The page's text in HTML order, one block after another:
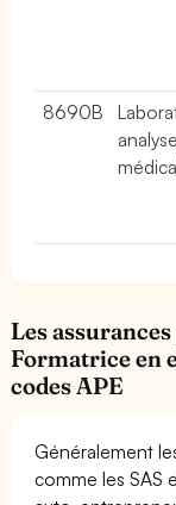
8690B
Les
Formatrice en
codes APE
Généralement
comme les SAS